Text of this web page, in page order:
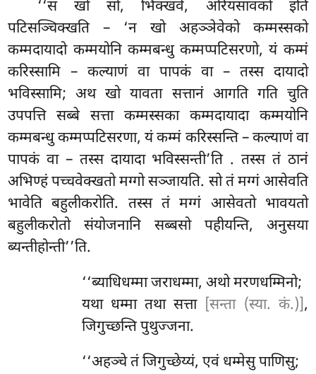
‘‘स खो सो, भिक्खवे, अरियसावको इति
पटिसञ्चिक्खति – ‘न खो अहञ्ञेवेको कम्मस्सको
कम्मदायादो कम्मयोनि कम्मबन्धु कम्मप्पटिसरणो, यं कम्मं
करिस्सामि – कल्याणं वा पापकं वा – तस्स दायादो
भविस्सामि; अथ खो यावता सत्तानं आगति गति चुति
उपपत्ति सब्बे सत्ता कम्मस्सका कम्मदायादा कम्मयोनि
कम्मबन्धु कम्मप्पटिसरणा, यं कम्मं करिस्सन्ति – कल्याणं वा
पापकं वा – तस्स दायादा भविस्सन्ती’ति . तस्स तं ठानं
अभिण्हं पच्चवेक्खतो मग्गो सञ्जायति. सो तं मग्गं आसेवति
भावेति बहुलीकरोति. तस्स तं मग्गं आसेवतो भावयतो
बहुलीकरोतो संयोजनानि सब्बसो पहीयन्ति, अनुसया
ब्यन्तीहोन्ती’’ति.
‘‘ब्याधिधम्मा जराधम्मा, अथो मरणधम्मिनो;
यथा धम्मा तथा सत्ता [सन्ता (स्या. कं.)],
जिगुच्छन्ति पुथुज्जना.
‘‘अहञ्चे तं जिगुच्छेय्यं, एवं धम्मेसु पाणिसु;